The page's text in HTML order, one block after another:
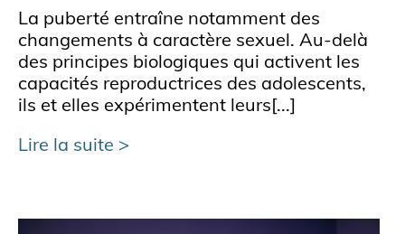
La puberté entraîne notamment des
changements à caractère sexuel. Au-delà
des principes biologiques qui activent les
capacités reproductrices des adolescents,
ils et elles expérimentent leurs[...]
Lire la suite